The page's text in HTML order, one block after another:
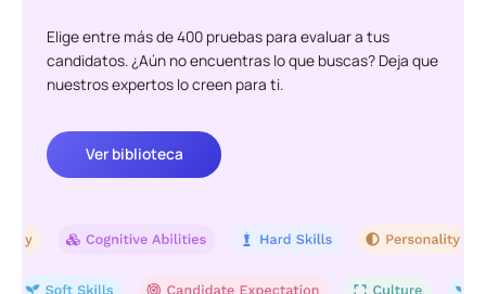
Elige entre más de 400 pruebas para evaluar a tus
candidatos. ¿Aún no encuentras lo que buscas? Deja que
nuestros expertos lo creen para ti.
Ver biblioteca